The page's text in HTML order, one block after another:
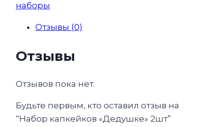
наборы
Отзывы (0)
Отзывы
Отзывов пока нет.
Будьте первым, кто оставил отзыв на
“Набор капкейков «Дедушке» 2шт”